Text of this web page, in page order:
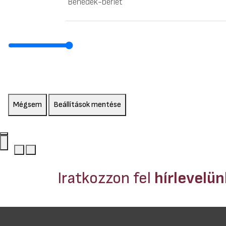
Benedek-bérlet
Mégsem Beállítások mentése
Iratkozzon fel